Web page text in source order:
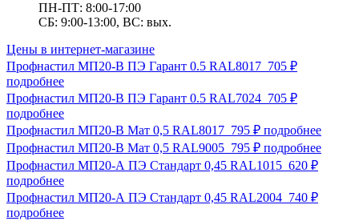
ПН-ПТ: 8:00-17:00
СБ: 9:00-13:00, ВС: вых.
Цены в интернет-магазине
Профнастил МП20-В ПЭ Гарант 0.5 RAL8017 705 ₽
подробнее
Профнастил МП20-В ПЭ Гарант 0.5 RAL7024 705 ₽
подробнее
Профнастил МП20-В Мат 0,5 RAL8017 795 ₽ подробнее
Профнастил МП20-В Мат 0,5 RAL9005 795 ₽ подробнее
Профнастил МП20-А ПЭ Стандарт 0,45 RAL1015 620 ₽
подробнее
Профнастил МП20-А ПЭ Стандарт 0,45 RAL2004 740 ₽
подробнее